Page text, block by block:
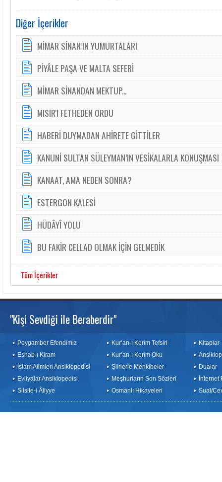
Diğer İçerikler
MİMAR SİNAN’IN YUMURTALARI
PİYÂLE PAŞA VE MALTA SEFERİ
MİMAR SİNANDAN MEKTUP...
MISIR'I FETHEDEN ORDU
HABERİ DUYMADAN AHİRETE GİTTİLER
KANUNİ SULTAN SÜLEYMAN’IN VESİKALARLA KONUŞMASI
KANAAT, AMA NEDEN SONRA?
ESTERGON KALESİ
HÜDÂYÎ YOLU
BU FAKİR CELLAD OLMAK İÇİN GELMEDİK
Tüm İçerikler
"Kişi Sevdiği ile Beraberdir"
Peygamber Efendimiz
Eshab-ı Kiram
İslam Alimleri Ansiklopedisi
Evliyalar Ansiklopedisi
Silsile-i Âliyye
Kur’an-ı Kerim Tefsiri
Kur’an-ı Kerim Oku
Şiirlerle Menkîbeler
Meşhurların Son Sözleri
Osmanlı Hikayeleri
Kitaplar
Dualar
İnternet
Sual/